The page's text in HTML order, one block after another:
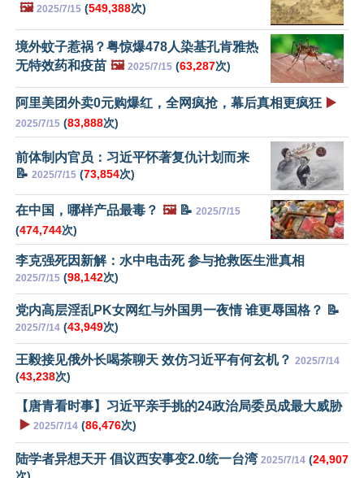
🖼️ 2025/7/15 (549,388次)
境外蚊子惹祸？粤惊爆478人染基孔肯雅热
无特效药和疫苗 🖼️ 2025/7/15 (63,287次)
阿里美团外卖0元购爆红，全网疯抢，幕后真相更疯狂 ▶️
2025/7/15 (83,888次)
前体制内官员：习近平怀著复仇计划而来
📝 2025/7/15 (73,854次)
在中国，哪样产品最毒？ 🖼️📝 2025/7/15
(474,744次)
李克强死因新解：水中电击死 参与抢救医生泄真相
2025/7/15 (98,142次)
党内高层淫乱PK女网红与外国男一夜情 谁更辱国格？ 📝
2025/7/14 (43,949次)
王毅接见俄外长喝茶聊天 效仿习近平有何玄机？ 2025/7/14
(43,238次)
【唐青看时事】习近平亲手挑的24政治局委员成最大威胁
▶️ 2025/7/14 (86,476次)
陆学者异想天开 倡议西安事变2.0统一台湾 2025/7/14 (24,907